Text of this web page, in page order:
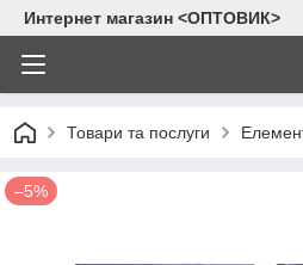
Интернет магазин <ОПТОВИК>
Товари та послуги
–5%